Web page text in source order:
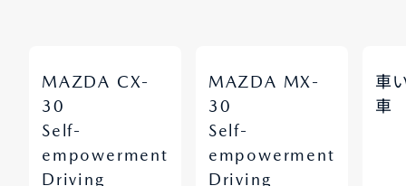
MAZDA CX-
30
Self-
empowerment
Driving
MAZDA MX-
30
Self-
empowerment
Driving
車
車